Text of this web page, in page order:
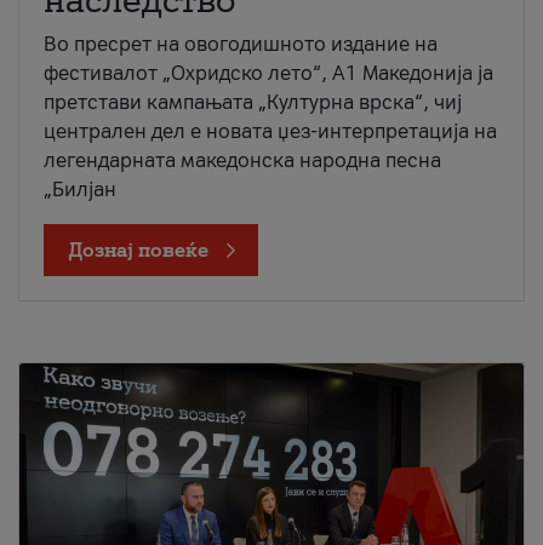
Во пресрет на овогодишното издание на
фестивалот „Охридско лето“, А1 Македонија ја
претстави кампањата „Културна врска“, чиј
централен дел е новата џез-интерпретација на
легендарната македонска народна песна
„Билјан
Дознај повеќе